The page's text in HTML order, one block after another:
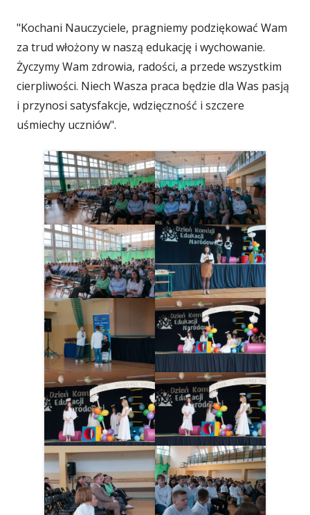
"Kochani Nauczyciele, pragniemy podziękować Wam
za trud włożony w naszą edukację i wychowanie.
Życzymy Wam zdrowia, radości, a przede wszystkim
cierpliwości. Niech Wasza praca będzie dla Was pasją
i przynosi satysfakcje, wdzięczność i szczere
uśmiechy uczniów".